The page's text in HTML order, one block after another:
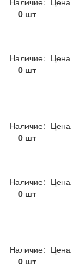
0 шт
Наличие:
0 шт
Цена
Наличие:
0 шт
Цена
Наличие:
0 шт
Цена
Наличие:
0 шт
Цена